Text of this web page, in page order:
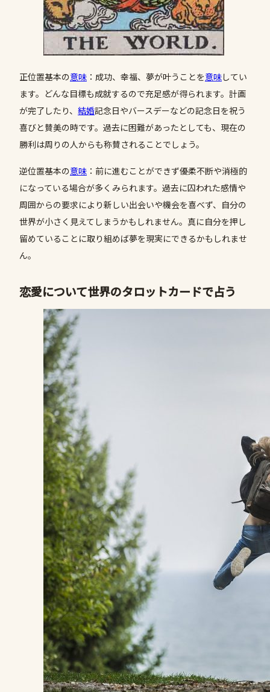
正位置基本の意味 ：成功、幸福、夢が叶うことを意味してい
ます。どんな目標も成就するので充足感が得られます。計画
が完了したり、 結婚記念日やバースデーなどの記念日を祝う
喜びと賛美の時です。過去に困難があったとしても、現在の
勝利は周りの人からも称賛されることでしょう。
逆位置基本の意味 ：前に進むことができず優柔不断や消極的
になっている場合が多くみられます。過去に囚われた感情や
周囲からの要求により新しい出会いや機会を喜べず、自分の
世界が小さく見えてしまうかもしれません。真に自分を押し
留めていることに取り組めば夢を現実にできるかもしれませ
ん。
恋愛について世界のタロットカードで占う